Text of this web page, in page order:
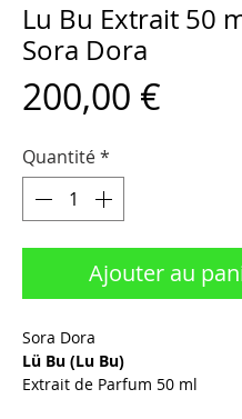
Lu Bu Extrait 50
Sora Dora
200,00 €
Quantité*
Ajouter au
Sora Dora
Lü Bu (Lu Bu)
Extrait de Parfum 50 ml